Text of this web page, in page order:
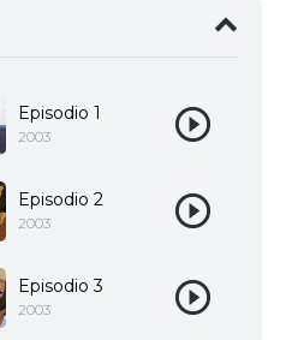
Episodio 1
2003
Episodio 2
2003
Episodio 3
2003